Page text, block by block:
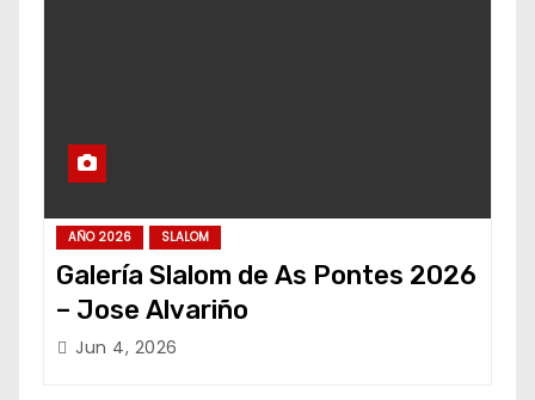
AÑO 2026 SLALOM
Galería Slalom de As Pontes 2026
– Jose Alvariño
Jun 4, 2026